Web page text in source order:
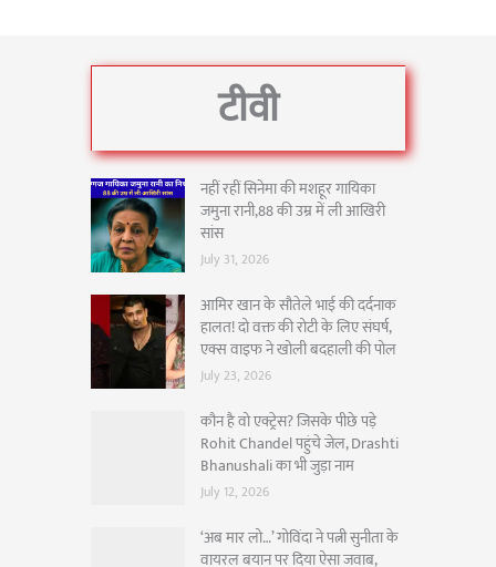
टीवी
नहीं रहीं सिनेमा की मशहूर गायिका
जमुना रानी,88 की उम्र में ली आखिरी
सांस
July 31, 2026
आमिर खान के सौतेले भाई की दर्दनाक
हालत! दो वक्त की रोटी के लिए संघर्ष,
एक्स वाइफ ने खोली बदहाली की पोल
July 23, 2026
कौन है वो एक्ट्रेस? जिसके पीछे पड़े
Rohit Chandel पहुंचे जेल, Drashti
Bhanushali का भी जुड़ा नाम
July 12, 2026
‘अब मार लो…’ गोविंदा ने पत्नी सुनीता के
वायरल बयान पर दिया ऐसा जवाब,